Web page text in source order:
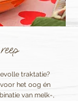
traktatie?
het oog én
van melk-,